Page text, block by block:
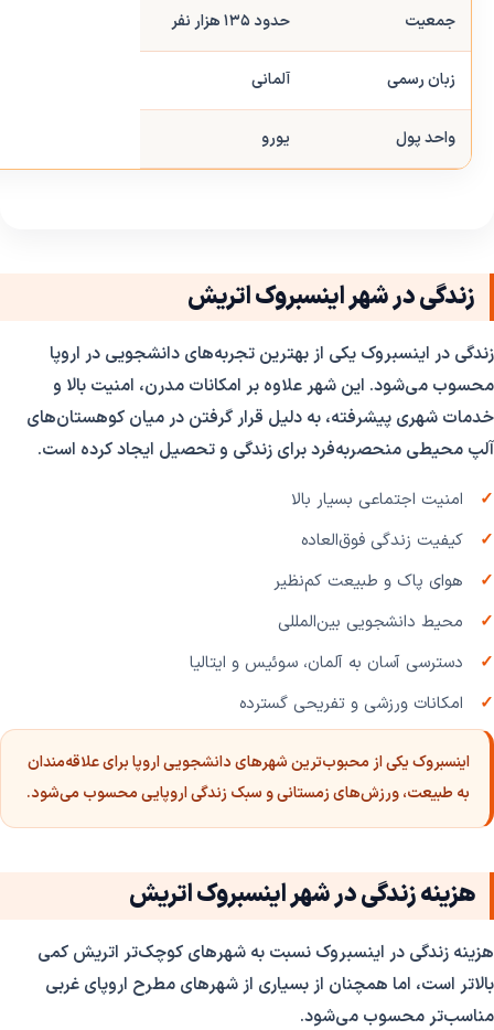
جمعیت حدود ۱۳۵ هزار نفر
زبان رسمی آلمانی
واحد پول یورو
زندگی در شهر اینسبروک اتریش
زندگی در اینسبروک یکی از بهترین تجربه‌های دانشجویی در اروپا
محسوب می‌شود. این شهر علاوه بر امکانات مدرن، امنیت بالا و
خدمات شهری پیشرفته، به دلیل قرار گرفتن در میان کوهستان‌های
آلپ محیطی منحصر‌به‌فرد برای زندگی و تحصیل ایجاد کرده است.
امنیت اجتماعی بسیار بالا
کیفیت زندگی فوق‌العاده
هوای پاک و طبیعت کم‌نظیر
محیط دانشجویی بین‌المللی
دسترسی آسان به آلمان، سوئیس و ایتالیا
امکانات ورزشی و تفریحی گسترده
اینسبروک یکی از محبوب‌ترین شهرهای دانشجویی اروپا برای علاقه‌مندان
به طبیعت، ورزش‌های زمستانی و سبک زندگی اروپایی محسوب می‌شود.
هزینه زندگی در شهر اینسبروک اتریش
هزینه زندگی در اینسبروک نسبت به شهرهای کوچک‌تر اتریش کمی
بالاتر است، اما همچنان از بسیاری از شهرهای مطرح اروپای غربی
مناسب‌تر محسوب می‌شود.